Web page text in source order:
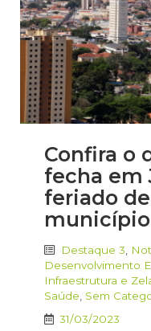
Confira o
fecha em
feriado
município
Destaque 3
Desenvolvimento
Infraestrutura e
Saúde Sem
31/03/2023